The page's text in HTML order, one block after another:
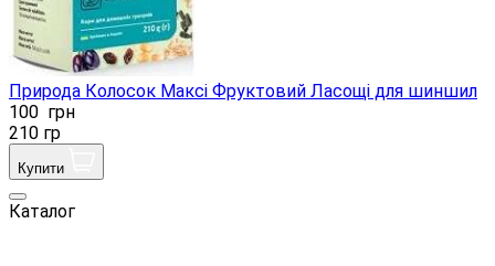
Природа Колосок Максі Фруктовий Ласощі для шиншил
100 грн
210 гр
Купити
Каталог